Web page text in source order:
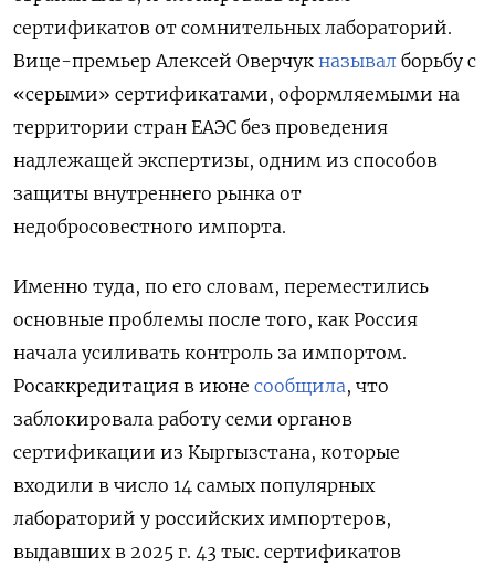
сертификатов от сомнительных лабораторий.
Вице-премьер Алексей Оверчук называл борьбу с
«серыми» сертификатами, оформляемыми на
территории стран ЕАЭС без проведения
надлежащей экспертизы, одним из способов
защиты внутреннего рынка от
недобросовестного импорта.
Именно туда, по его словам, переместились
основные проблемы после того, как Россия
начала усиливать контроль за импортом.
Росаккредитация в июне сообщила, что
заблокировала работу семи органов
сертификации из Кыргызстана, которые
входили в число 14 самых популярных
лабораторий у российских импортеров,
выдавших в 2025 г. 43 тыс. сертификатов